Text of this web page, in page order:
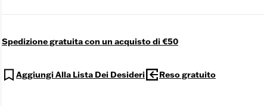
Spedizione gratuita con un acquisto di €50
Aggiungi Alla Lista Dei Desideri Reso gratuito